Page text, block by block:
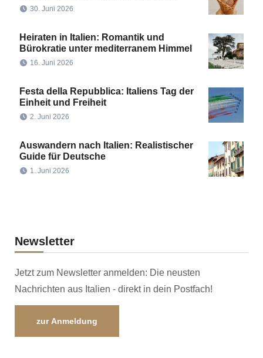
30. Juni 2026
Heiraten in Italien: Romantik und
Bürokratie unter mediterranem Himmel
16. Juni 2026
Festa della Repubblica: Italiens Tag der
Einheit und Freiheit
2. Juni 2026
Auswandern nach Italien: Realistischer
Guide für Deutsche
1. Juni 2026
Newsletter
Jetzt zum Newsletter anmelden: Die neusten
Nachrichten aus Italien - direkt in dein Postfach!
zur Anmeldung